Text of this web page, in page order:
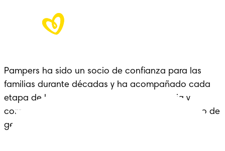
Pampers ha sido un socio de confianza para las
familias durante décadas y ha acompañado cada
etapa de la crianza con cariño, experiencia y
comodidad: un legado que se extiende a lo largo de
generaciones.